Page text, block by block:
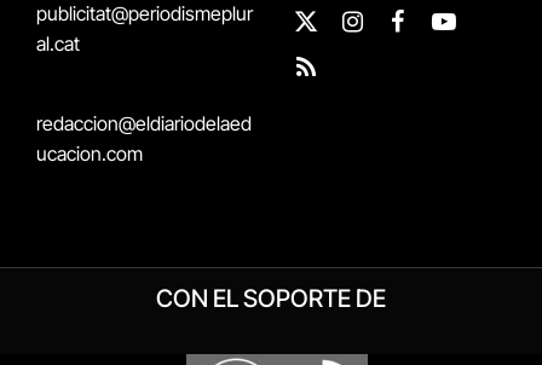
publicitat@periodismeplur
al.cat
redaccion@eldiariodelaed
ucacion.com
X
(Twitter)
InstagramFacebookYouTube
RSS
CON EL SOPORTE DE